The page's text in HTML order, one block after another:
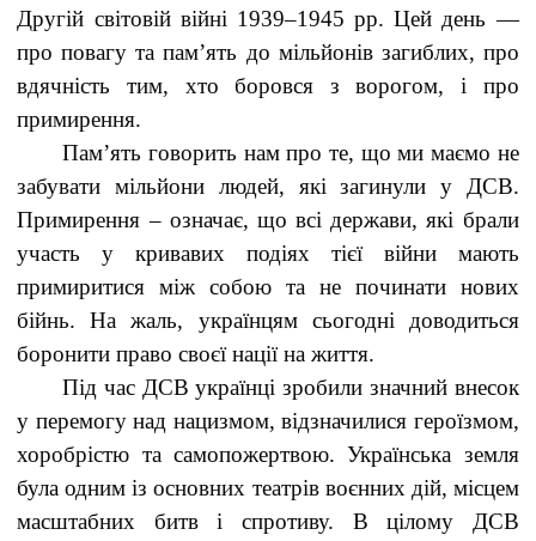
Другій світовій війні 1939–1945 рр. Цей день —
про повагу та пам’ять до мільйонів загиблих, про
вдячність тим, хто боровся з ворогом, і про
примирення.
Пам’ять говорить нам про те, що ми маємо не
забувати мільйони людей, які загинули у ДСВ.
Примирення – означає, що всі держави, які брали
участь у кривавих подіях тієї війни мають
примиритися між собою та не починати нових
бійнь. На жаль, українцям сьогодні доводиться
боронити право своєї нації на життя.
Під час ДСВ українці зробили значний внесок
у перемогу над нацизмом, відзначилися героїзмом,
хоробрістю та самопожертвою. Українська земля
була одним із основних театрів воєнних дій, місцем
масштабних битв і спротиву. В цілому ДСВ